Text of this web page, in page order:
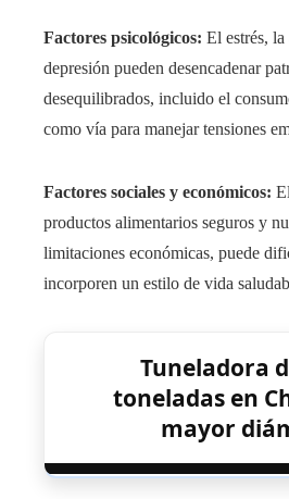
Factores psicológicos: El estrés,
depresión pueden desencadenar
desequilibrados, incluido el
como vía para manejar tensiones
Factores sociales y económicos:
productos alimentarios seguros y
limitaciones económicas, puede
incorporen un estilo de vida
Tuneladora
toneladas en
mayor